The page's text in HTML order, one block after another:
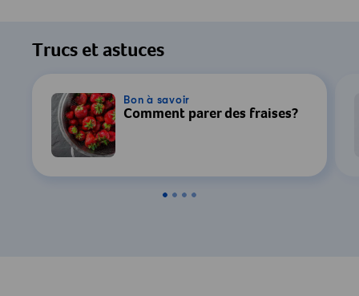
Trucs et astuces
Bon à savoir
Comment parer des fraises?